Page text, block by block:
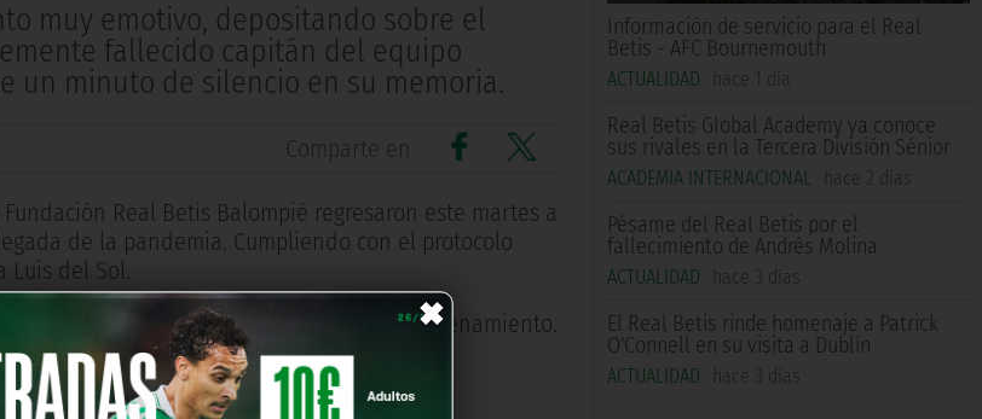
×
Información de servicio para el Real
Betis - AFC Bournemouth
ACTUALIDAD hace 1 día
Real Betis Global Academy ya conoce
sus rivales en la Tercera División Sénior
ACADEMIA INTERNACIONAL hace 2 días
Pésame del Real Betis por el
fallecimiento de Andrés Molina
ACTUALIDAD hace 3 días
El Real Betis rinde homenaje a Patrick
O'Connell en su visita a Dublín
ACTUALIDAD hace 3 días
muy emotivo, depositando sobre el
fallecido capitán del equipo
un minuto de silencio en su memoria.
Comparte en
Real Betis Balompié regresaron este martes a
de la pandemia. Cumpliendo con el protocolo
Luis del Sol.
fueron las protagonistas en el primer entrenamiento.
de la Fundación, Rafael Muela junto con el
al equipo.